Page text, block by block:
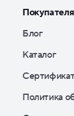
Блог
Каталог
Политика